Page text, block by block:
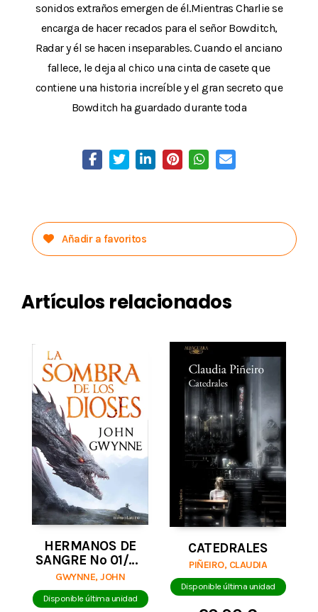
sonidos extraños emergen de él.Mientras Charlie se
encarga de hacer recados para el señor Bowditch,
Radar y él se hacen inseparables. Cuando el anciano
fallece, le deja al chico una cinta de casete que
contiene una historia increíble y el gran secreto que
Bowditch ha guardado durante toda
Añadir a favoritos
Artículos relacionados
HERMANOS DE
SANGRE Nº 01/03
LA SOMBRA DE
LOS DIOSES
GWYNNE, JOHN
Disponible última unidad
CATEDRALES
PIÑEIRO, CLAUDIA
Disponible última unidad